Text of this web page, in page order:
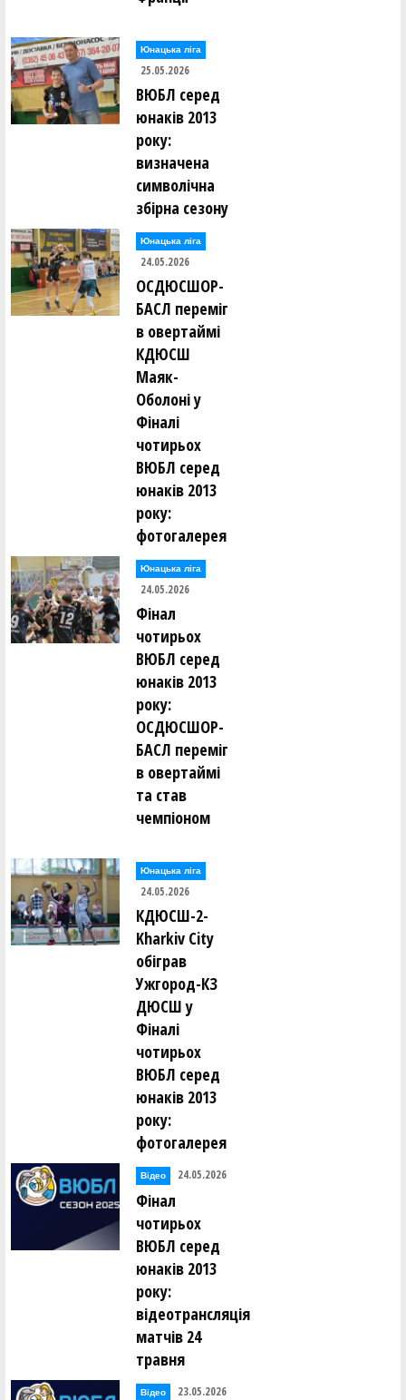
Юнацька ліга
25.05.2026
ВЮБЛ серед
юнаків 2013
року:
визначена
символічна
збірна сезону
Юнацька ліга
24.05.2026
ОСДЮСШОР-
БАСЛ переміг
в овертаймі
КДЮСШ
Маяк-
Оболоні у
Фіналі
чотирьох
ВЮБЛ серед
юнаків 2013
року:
фотогалерея
Юнацька ліга
24.05.2026
Фінал
чотирьох
ВЮБЛ серед
юнаків 2013
року:
ОСДЮСШОР-
БАСЛ переміг
в овертаймі
та став
чемпіоном
Юнацька ліга
24.05.2026
КДЮСШ-2-
Kharkiv City
обіграв
Ужгород-КЗ
ДЮСШ у
Фіналі
чотирьох
ВЮБЛ серед
юнаків 2013
року:
фотогалерея
Відео 24.05.2026
Фінал
чотирьох
ВЮБЛ серед
юнаків 2013
року:
відеотрансляція
матчів 24
травня
Відео 23.05.2026